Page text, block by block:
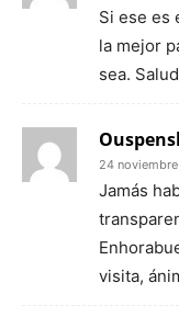
Si ese es
la mejor
sea.
24
Jamás
visita,